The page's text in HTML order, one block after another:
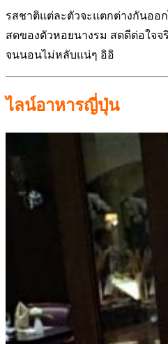
รสชาติแต่ละตัวจะแตกต่างกันออ
สดของตัวหอยนางรม สดดีต่อใจจ
จนนอนไม่หลับแน่ๆ อิอิ
ไลน์อาหารญี่ปุ่น